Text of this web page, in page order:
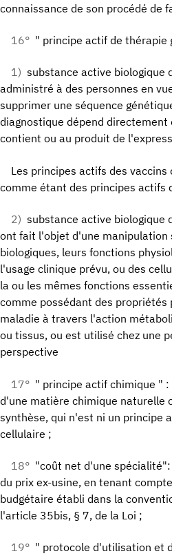
connaissance de son procédé de
16° " principe actif de thérapie
1) substance active biologique
administré à des personnes en
supprimer une séquence
diagnostique dépend
contient ou au produit de
Les principes actifs des
comme étant des principes actifs
2) substance active biologique
ont fait l'objet d'une
biologiques, leurs fonctions
l'usage clinique prévu, ou des
la ou les mêmes fonctions
comme possédant des
maladie à travers l'action
ou tissus, ou est utilisé chez une
perspective
17° " principe actif chimique "
d'une matière chimique naturelle
synthèse, qui n'est ni un principe
cellulaire ;
18° "coût net d'une
du prix ex-usine, en tenant
budgétaire établi dans la
l'article 35bis, § 7, de la Loi ;
19° " protocole d'utilisation et